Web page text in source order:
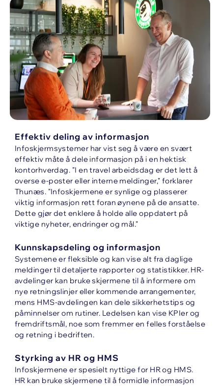
Effektiv deling av informasjon
Infoskjermsystemer har vist seg å være en svært
effektiv måte å dele informasjon på i en hektisk
kontorhverdag. "I en travel arbeidsdag er det lett å
overse e-poster eller interne meldinger," forklarer
Thunæs. "Infoskjermene er synlige og plasserer
viktig informasjon rett foran øynene på de ansatte.
Dette gjør det enklere å holde alle oppdatert på
viktige nyheter, endringer og mål."
Kunnskapsdeling og informasjon
Systemene er fleksible og kan vise alt fra daglige
meldinger til detaljerte rapporter og statistikker. HR-
avdelinger kan bruke skjermene til å informere om
nye retningslinjer eller kommende arrangementer,
mens HMS-avdelingen kan dele sikkerhetstips og
påminnelser om rutiner. Ledelsen kan vise KPIer og
fremdriftsmål, noe som fremmer en felles forståelse
og retning i bedriften.
Styrking av HR og HMS
Infoskjermene er spesielt nyttige for HR og HMS.
HR kan bruke skjermene til å formidle informasjon